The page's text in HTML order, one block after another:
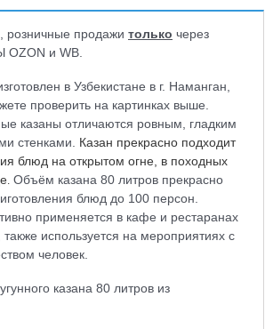
продажи только через
и WB.
в Узбекистане в г. Наманган,
проверить на картинках выше.
казаны отличаются ровным, гладким
стенками. Казан прекрасно подходит
блюд на открытом огне, в походных
. Объём казана 80 литров прекрасно
блюд до 100 персон.
применяется в кафе и рестаранах
также используется на мероприятиях с
человек.
казана 80 литров из